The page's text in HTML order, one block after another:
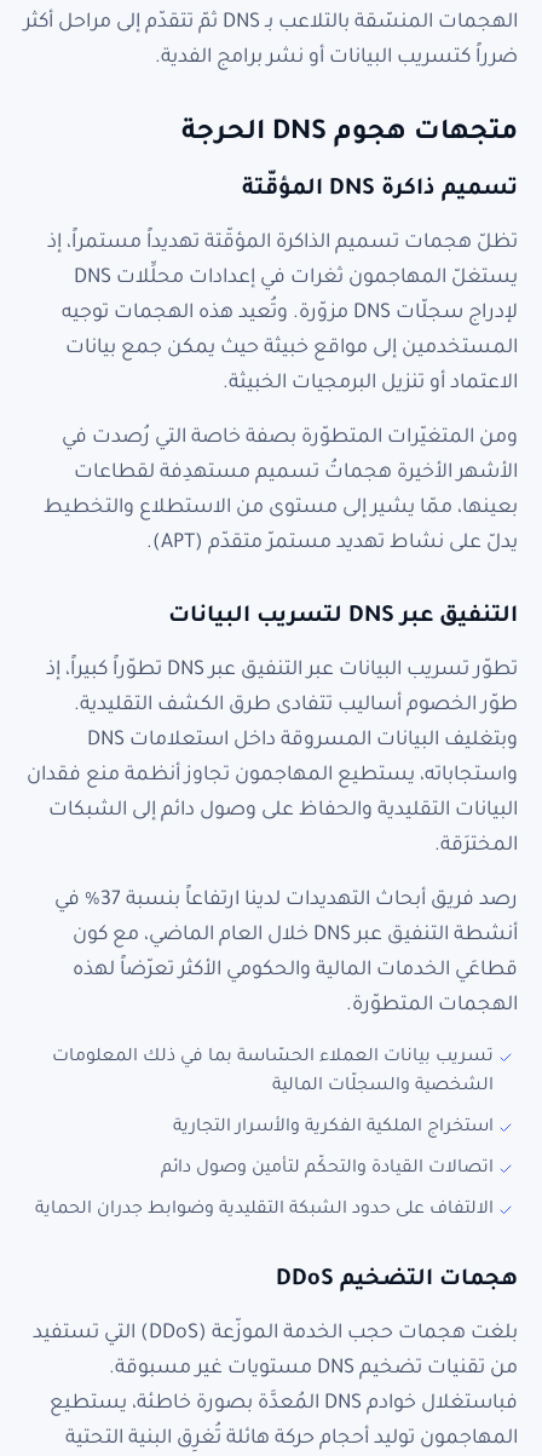
الهجمات المنسّقة بالتلاعب بـ DNS ثمّ تتقدّم إلى مراحل أكثر
ضرراً كتسريب البيانات أو نشر برامج الفدية.
متجهات هجوم DNS الحرجة
تسميم ذاكرة DNS المؤقّتة
تظلّ هجمات تسميم الذاكرة المؤقّتة تهديداً مستمراً، إذ
يستغلّ المهاجمون ثغرات في إعدادات محلِّلات DNS
لإدراج سجلّات DNS مزوّرة. وتُعيد هذه الهجمات توجيه
المستخدمين إلى مواقع خبيثة حيث يمكن جمع بيانات
الاعتماد أو تنزيل البرمجيات الخبيثة.
ومن المتغيّرات المتطوّرة بصفة خاصة التي رُصدت في
الأشهر الأخيرة هجماتُ تسميم مستهدِفة لقطاعات
بعينها، ممّا يشير إلى مستوى من الاستطلاع والتخطيط
يدلّ على نشاط تهديد مستمرّ متقدّم (APT).
التنفيق عبر DNS لتسريب البيانات
تطوّر تسريب البيانات عبر التنفيق عبر DNS تطوّراً كبيراً، إذ
طوّر الخصوم أساليب تتفادى طرق الكشف التقليدية.
وبتغليف البيانات المسروقة داخل استعلامات DNS
واستجاباته، يستطيع المهاجمون تجاوز أنظمة منع فقدان
البيانات التقليدية والحفاظ على وصول دائم إلى الشبكات
المخترَقة.
رصد فريق أبحاث التهديدات لدينا ارتفاعاً بنسبة 37% في
أنشطة التنفيق عبر DNS خلال العام الماضي، مع كون
قطاعَي الخدمات المالية والحكومي الأكثر تعرّضاً لهذه
الهجمات المتطوّرة.
تسريب بيانات العملاء الحسّاسة بما في ذلك المعلومات
الشخصية والسجلّات المالية
استخراج الملكية الفكرية والأسرار التجارية
اتصالات القيادة والتحكّم لتأمين وصول دائم
الالتفاف على حدود الشبكة التقليدية وضوابط جدران الحماية
هجمات التضخيم DDoS
بلغت هجمات حجب الخدمة الموزّعة (DDoS) التي تستفيد
من تقنيات تضخيم DNS مستويات غير مسبوقة.
فباستغلال خوادم DNS المُعدَّة بصورة خاطئة، يستطيع
المهاجمون توليد أحجام حركة هائلة تُغرِق البنية التحتية